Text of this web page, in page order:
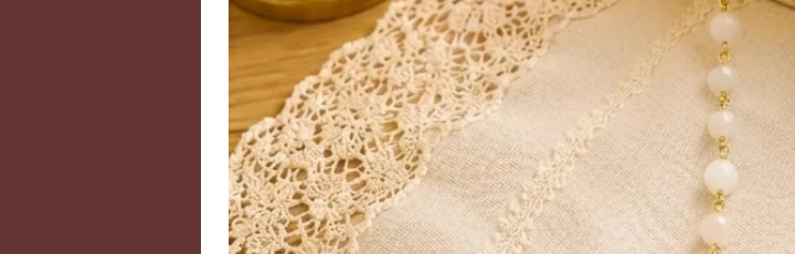
tranquillité de l’esprit, le quartz rose aide à guérir les blessures
sentimentales et affectives et aide également à apaiser les chagrins du
cœur. Porter un quartz rose en bijou ou en pendentif peut renforcer l’estime
de soi et calmer les angoisses. Cette dernière caractéristique en fait une
pierre favorisant le sommeil paisible et réparateur. Sur le plan Karmique, le
quartz rose rend l’esprit plus perméable à la spiritualité. Son action est
favorable au chakra du cœur qu’elle emplit de sentiments positifs d’amour
et d’empathie.
- La Rhodochrosite est la plus merveilleuse des pierres anti-stress. Elle aide